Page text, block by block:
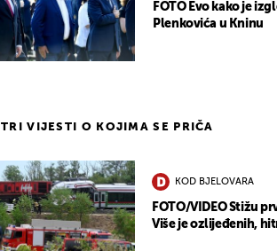
FOTO Evo kako je
Plenkovića u Kninu
TRI VIJESTI O KOJIMA SE PRIČA
KOD BJELOVARA
FOTO/VIDEO Stižu
Više je ozlijeđenih,